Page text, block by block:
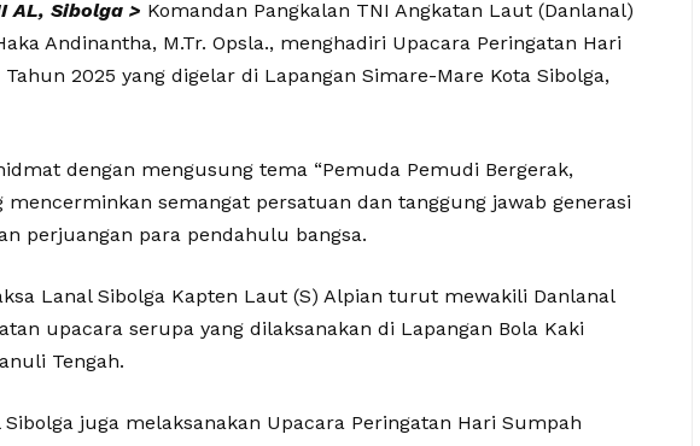
AL, Sibolga > Komandan Pangkalan TNI Angkatan Laut (Danlanal)
Andinantha, M.Tr. Opsla., menghadiri Upacara Peringatan Hari
2025 yang digelar di Lapangan Simare-Mare Kota Sibolga,
dengan mengusung tema “Pemuda Pemudi Bergerak,
mencerminkan semangat persatuan dan tanggung jawab generasi
perjuangan para pendahulu bangsa.
Lanal Sibolga Kapten Laut (S) Alpian turut mewakili Danlanal
upacara serupa yang dilaksanakan di Lapangan Bola Kaki
Tengah.
juga melaksanakan Upacara Peringatan Hari Sumpah